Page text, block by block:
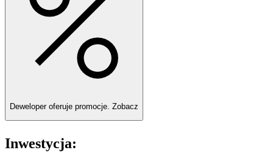
Deweloper oferuje promocje. Zobacz
Inwestycja: